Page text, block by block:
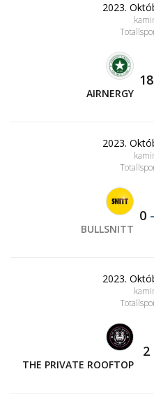
2023.
AIRNERGY
18
2023.
BULLSNITT
0 -
2023.
THE PRIVATE ROOFTOP
2